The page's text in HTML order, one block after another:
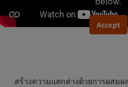
Accept
สร้างความแตกต่างด้วยการผสม